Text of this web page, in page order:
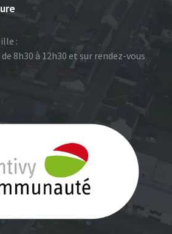
:
8h30 à 12h30 et sur rendez-vous